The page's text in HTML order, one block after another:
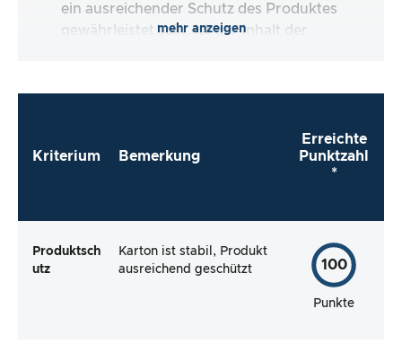
ein ausreichender Schutz des Produktes
gewährleistet sein. Ist der Inhalt der
direkt zu verwenden?
mehr anzeigen
Kriterium Bemerkung
Erreichte
Punktzahl
*
Produktsch
utz
Karton ist stabil, Produkt
ausreichend geschützt
100
Punkte